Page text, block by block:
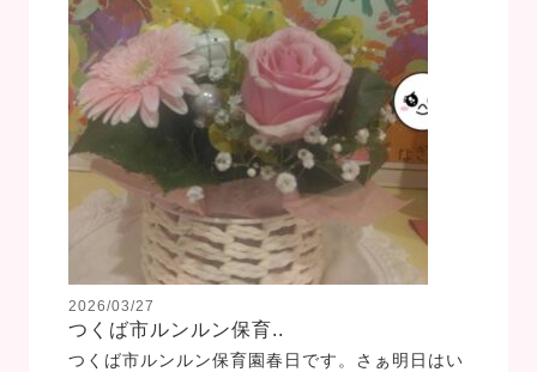
2026/03/27
つくば市ルンルン保育..
つくば市ルンルン保育園春日です。さぁ明日はい